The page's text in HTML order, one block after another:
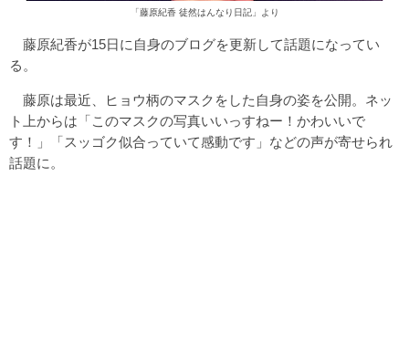
「藤原紀香 徒然はんなり日記」より
藤原紀香が15日に自身のブログを更新して話題になってい
る。
藤原は最近、ヒョウ柄のマスクをした自身の姿を公開。ネッ
ト上からは「このマスクの写真いいっすねー！かわいいで
す！」「スッゴク似合っていて感動です」などの声が寄せられ
話題に。